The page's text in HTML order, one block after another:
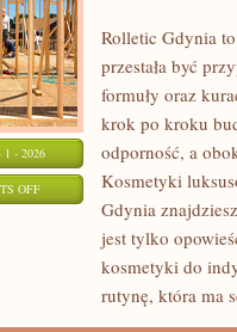
1 - 2026
OFFON
KOSMETYKI
NATURALNE
ORGANICZNE
Rolletic Gdynia
przestała być
formuły oraz
krok po kroku
odporność, a
Kosmetyki
Gdynia
jest tylko
kosmetyki do
rutynę, która ma